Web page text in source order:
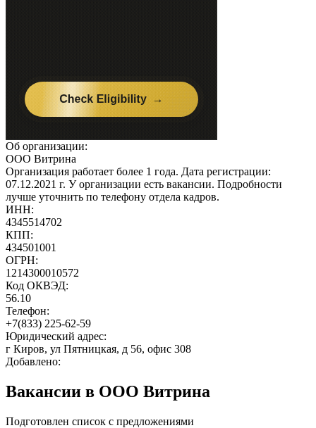
Об организации:
ООО Витрина
Организация работает более 1 года. Дата регистрации:
07.12.2021 г. У организации есть вакансии. Подробности
лучше уточнить по телефону отдела кадров.
ИНН:
4345514702
КПП:
434501001
ОГРН:
1214300010572
Код ОКВЭД:
56.10
Телефон:
+7(833) 225-62-59
Юридический адрес:
г Киров, ул Пятницкая, д 56, офис 308
Добавлено:
Вакансии в ООО Витрина
Подготовлен список с предложениями